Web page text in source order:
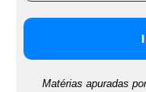
Matérias apuradas